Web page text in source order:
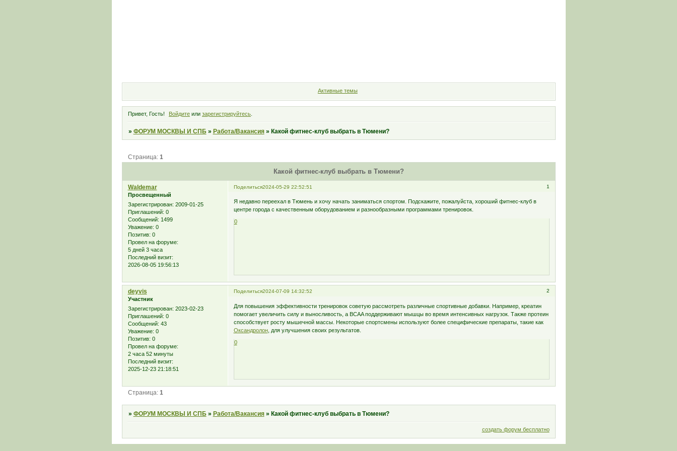
Активные темы
Привет, Гость! Войдите или зарегистрируйтесь.
» ФОРУМ МОСКВЫ И СПБ » Работа/Вакансия » Какой фитнес-клуб выбрать в Тюмени?
Какой фитнес-клуб выбрать в Тюмени?
Страница: 1
Поделиться 1
2024-05-29 22:52:51
Waldemar
Просвещенный
Зарегистрирован: 2009-01-25
Приглашений: 0
Сообщений: 1499
Уважение: 0
Позитив: 0
Провел на форуме:
5 дней 3 часа
Последний визит:
2026-08-05 19:56:13
Я недавно переехал в Тюмень и хочу начать заниматься спортом. Подскажите, пожалуйста, хороший фитнес-клуб в
центре города с качественным оборудованием и разнообразными программами тренировок.
0
Поделиться 2
2024-07-09 14:32:52
deyvis
Участник
Зарегистрирован: 2023-02-23
Приглашений: 0
Сообщений: 43
Уважение: 0
Позитив: 0
Провел на форуме:
2 часа 52 минуты
Последний визит:
2025-12-23 21:18:51
Для повышения эффективности тренировок советую рассмотреть различные спортивные добавки. Например, креатин
помогает увеличить силу и выносливость, а BCAA поддерживают мышцы во время интенсивных нагрузок. Также протеин
способствует росту мышечной массы. Некоторые спортсмены используют более специфические препараты, такие как
Оксандролон, для улучшения своих результатов.
0
Страница: 1
» ФОРУМ МОСКВЫ И СПБ » Работа/Вакансия » Какой фитнес-клуб выбрать в Тюмени?
создать форум бесплатно